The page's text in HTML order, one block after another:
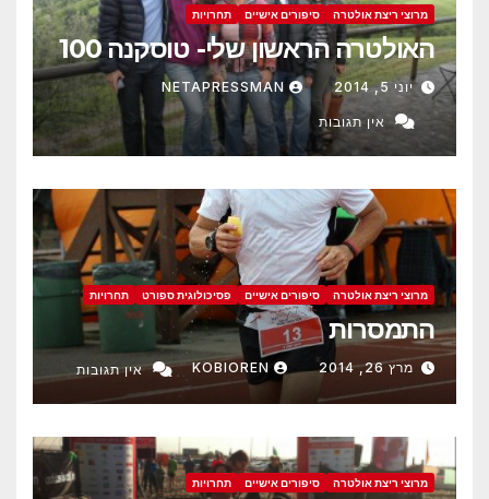
מרוצי ריצת אולטרה סיפורים אישיים תחרויות
האולטרה הראשון שלי- טוסקנה 100
יוני 5, 2014 NETAPRESSMAN
אין תגובות
מרוצי ריצת אולטרה סיפורים אישיים פסיכולוגית ספורט תחרויות
התמסרות
מרץ 26, 2014 KOBIOREN אין תגובות
מרוצי ריצת אולטרה סיפורים אישיים תחרויות